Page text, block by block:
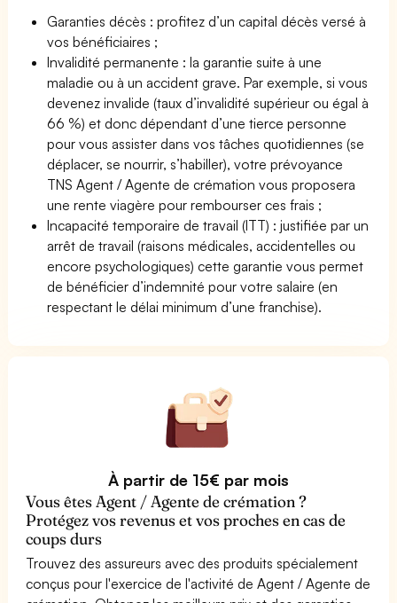
Garanties décès : profitez d’un capital décès versé à
vos bénéficiaires ;
Invalidité permanente : la garantie suite à une
maladie ou à un accident grave. Par exemple, si vous
devenez invalide (taux d’invalidité supérieur ou égal à
66 %) et donc dépendant d’une tierce personne
pour vous assister dans vos tâches quotidiennes (se
déplacer, se nourrir, s’habiller), votre prévoyance
TNS Agent / Agente de crémation vous proposera
une rente viagère pour rembourser ces frais ;
Incapacité temporaire de travail (ITT) : justifiée par un
arrêt de travail (raisons médicales, accidentelles ou
encore psychologiques) cette garantie vous permet
de bénéficier d’indemnité pour votre salaire (en
respectant le délai minimum d’une franchise).
À partir de 15€ par mois
Vous êtes Agent / Agente de crémation ?
Protégez vos revenus et vos proches en cas de
coups durs
Trouvez des assureurs avec des produits spécialement
conçus pour l'exercice de l'activité de Agent / Agente de